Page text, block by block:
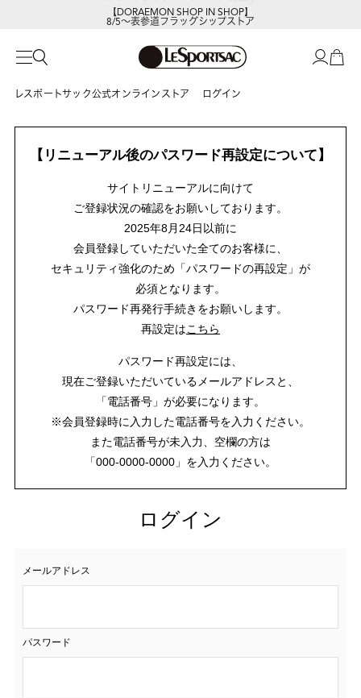
【DORAEMON SHOP IN SHOP】
8/5～表参道フラッグシップストア
レスポートサック公式オンラインストア ログイン
【リニューアル後のパスワード再設定について】
サイトリニューアルに向けて
ご登録状況の確認をお願いしております。
2025年8月24日以前に
会員登録していただいた全てのお客様に、
セキュリティ強化のため「パスワードの再設定」が
必須となります。
パスワード再発行手続きをお願いします。
再設定はこちら
パスワード再設定には、
現在ご登録いただいているメールアドレスと、
「電話番号」が必要になります。
※会員登録時に入力した電話番号を入力ください。
また電話番号が未入力、空欄の方は
「000-0000-0000」を入力ください。
ログイン
メールアドレス
パスワード